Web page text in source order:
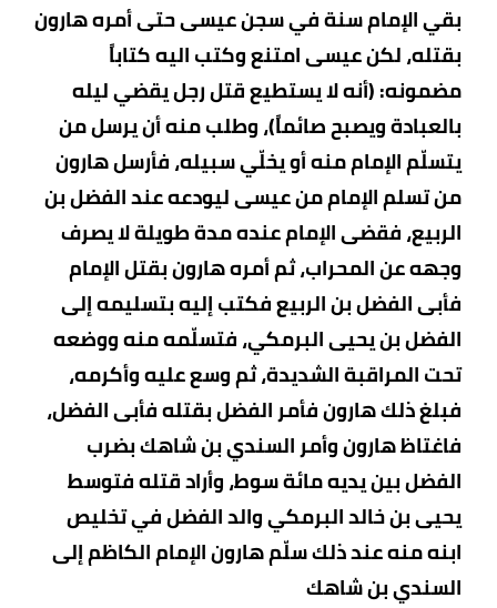
بقي الإمام سنة في سجن عيسى حتى أمره هارون
بقتله، لكن عيسى امتنع وكتب اليه كتاباً
مضمونه: (أنه لا يستطيع قتل رجل يقضي ليله
بالعبادة ويصبح صائماً)، وطلب منه أن يرسل من
يتسلّم الإمام منه أو يخلّي سبيله، فأرسل هارون
من تسلم الإمام من عيسى ليودعه عند الفضل بن
الربيع، فقضى الإمام عنده مدة طويلة لا يصرف
وجهه عن المحراب، ثم أمره هارون بقتل الإمام
فأبى الفضل بن الربيع فكتب إليه بتسليمه إلى
الفضل بن يحيى البرمكي، فتسلّمه منه ووضعه
تحت المراقبة الشديدة، ثم وسع عليه وأكرمه،
فبلغ ذلك هارون فأمر الفضل بقتله فأبى الفضل،
فاغتاظ هارون وأمر السندي بن شاهك بضرب
الفضل بين يديه مائة سوط، وأراد قتله فتوسط
يحيى بن خالد البرمكي والد الفضل في تخليص
ابنه منه عند ذلك سلّم هارون الإمام الكاظم إلى
السندي بن شاهك